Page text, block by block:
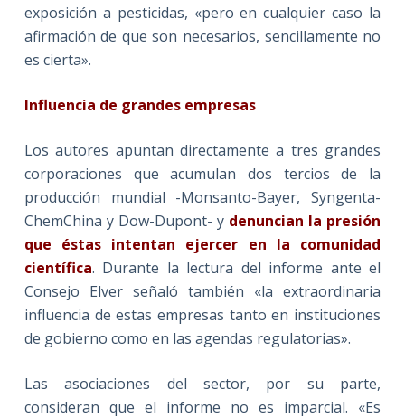
exposición a pesticidas, «pero en cualquier caso la
afirmación de que son necesarios, sencillamente no
es cierta».
Influencia de grandes empresas
Los autores apuntan directamente a tres grandes
corporaciones que acumulan dos tercios de la
producción mundial -Monsanto-Bayer, Syngenta-
ChemChina y Dow-Dupont- y denuncian la presión
que éstas intentan ejercer en la comunidad
científica. Durante la lectura del informe ante el
Consejo Elver señaló también «la extraordinaria
influencia de estas empresas tanto en instituciones
de gobierno como en las agendas regulatorias».
Las asociaciones del sector, por su parte,
consideran que el informe no es imparcial. «Es